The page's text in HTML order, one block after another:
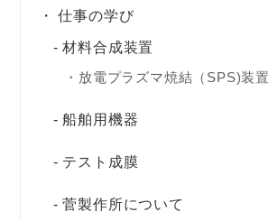
仕事の学び
材料合成装置
放電プラズマ焼結（SPS)装置
船舶用機器
テスト成膜
菅製作所について